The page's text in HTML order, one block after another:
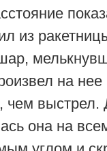
из
на
чем выстрел.
она на